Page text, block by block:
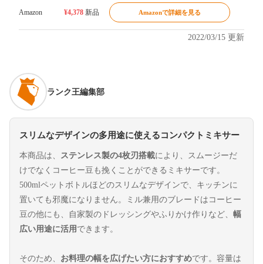
Amazon ¥4,378 新品 Amazonで詳細を見る
2022/03/15 更新
ランク王編集部
スリムなデザインの多用途に使えるコンパクトミキサー
本商品は、 ステンレス製の4枚刃搭載により、スムージーだ
けでなくコーヒー豆も挽くことができるミキサーです。
500mlペットボトルほどのスリムなデザインで、キッチンに
置いても邪魔になりません。ミル兼用のブレードはコーヒー
豆の他にも、自家製のドレッシングやふりかけ作りなど、 幅
広い用途に活用 できます。
そのため、 お料理の幅を広げたい方におすすめです。容量は